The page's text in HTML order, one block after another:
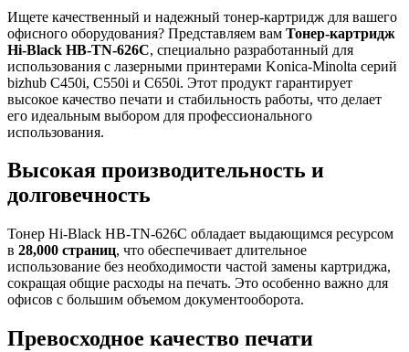
Ищете качественный и надежный тонер-картридж для вашего
офисного оборудования? Представляем вам Тонер-картридж
Hi-Black HB-TN-626C, специально разработанный для
использования с лазерными принтерами Konica-Minolta серий
bizhub C450i, C550i и C650i. Этот продукт гарантирует
высокое качество печати и стабильность работы, что делает
его идеальным выбором для профессионального
использования.
Высокая производительность и
долговечность
Тонер Hi-Black HB-TN-626C обладает выдающимся ресурсом
в 28,000 страниц, что обеспечивает длительное
использование без необходимости частой замены картриджа,
сокращая общие расходы на печать. Это особенно важно для
офисов с большим объемом документооборота.
Превосходное качество печати